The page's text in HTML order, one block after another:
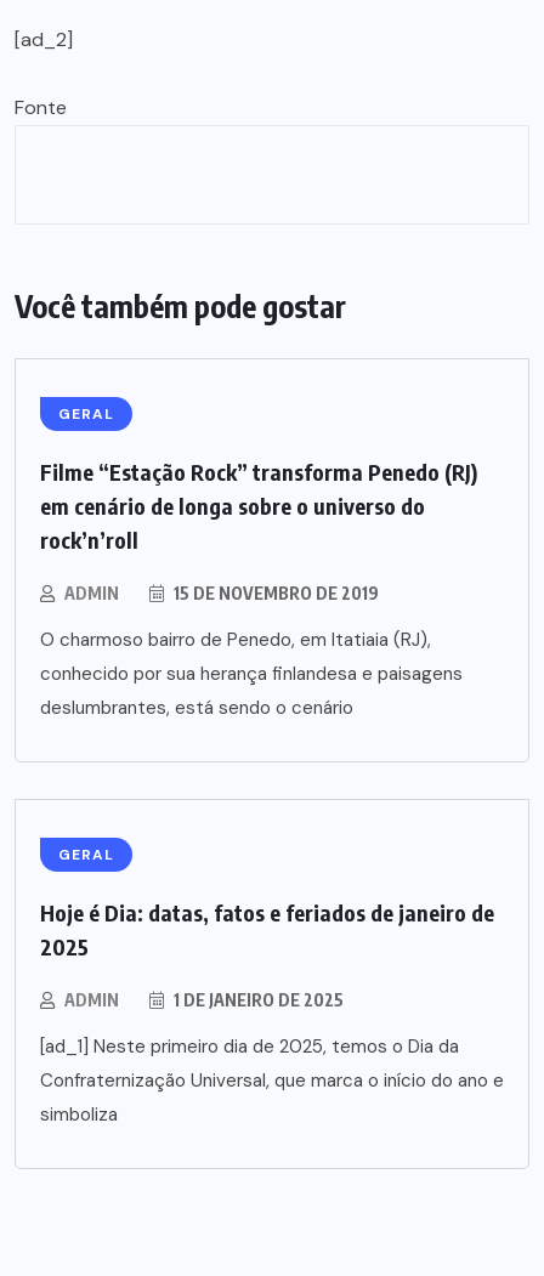
[ad_2]
Fonte
Você também pode gostar
GERAL
Filme “Estação Rock” transforma Penedo (RJ)
em cenário de longa sobre o universo do
rock’n’roll
ADMIN 15 DE NOVEMBRO DE 2019
O charmoso bairro de Penedo, em Itatiaia (RJ),
conhecido por sua herança finlandesa e paisagens
deslumbrantes, está sendo o cenário
GERAL
Hoje é Dia: datas, fatos e feriados de janeiro de
2025
ADMIN 1 DE JANEIRO DE 2025
[ad_1] Neste primeiro dia de 2025, temos o Dia da
Confraternização Universal, que marca o início do ano e
simboliza